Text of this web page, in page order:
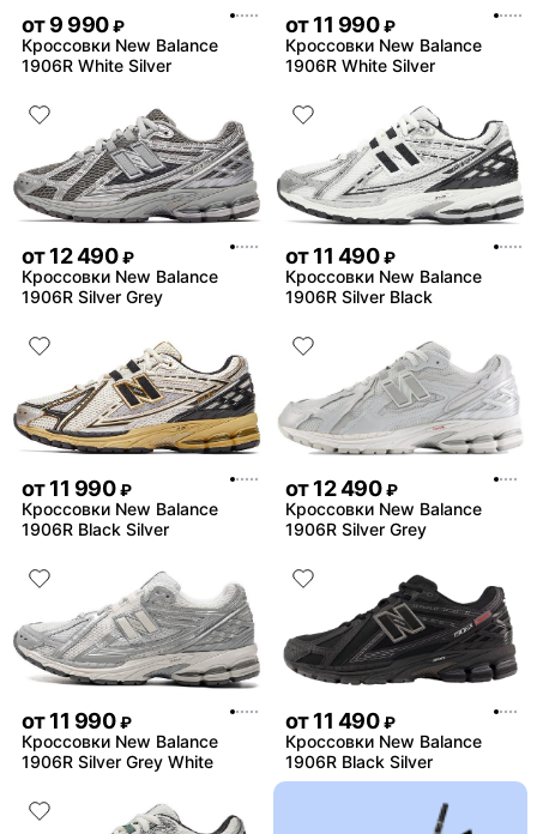
от9 990 ₽
Кроссовки New Balance
1906R White Silver
от11 990 ₽
Кроссовки New Balance
1906R White Silver
от12 490 ₽
Кроссовки New Balance
1906R Silver Grey
от11 490 ₽
Кроссовки New Balance
1906R Silver Black
от11 990 ₽
Кроссовки New Balance
1906R Black Silver
от12 490 ₽
Кроссовки New Balance
1906R Silver Grey
от11 990 ₽
Кроссовки New Balance
1906R Silver Grey White
от11 490 ₽
Кроссовки New Balance
1906R Black Silver